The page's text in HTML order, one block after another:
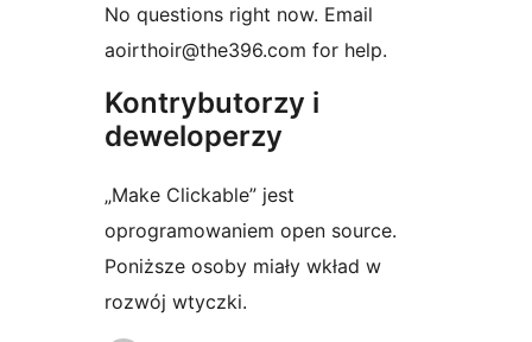
No questions right now. Email
aoirthoir@the396.com for help.
Kontrybutorzy i
deweloperzy
„Make Clickable” jest
oprogramowaniem open source.
Poniższe osoby miały wkład w
rozwój wtyczki.